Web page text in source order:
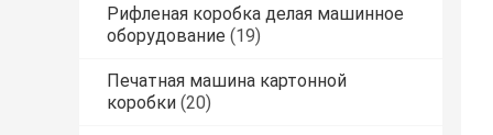
Рифленая коробка делая машинное
оборудование (19)
Печатная машина картонной
коробки (20)